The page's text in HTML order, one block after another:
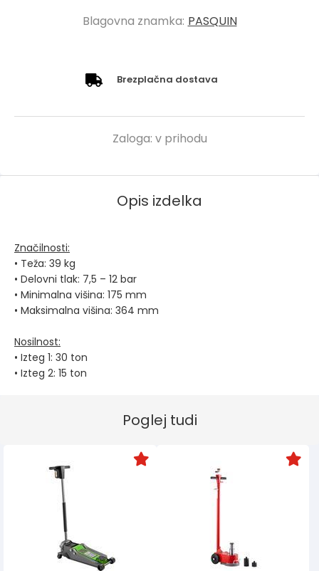
Blagovna znamka: PASQUIN
Brezplačna dostava
Zaloga: v prihodu
Opis izdelka
Značilnosti:
• Teža: 39 kg
• Delovni tlak: 7,5 – 12 bar
• Minimalna višina: 175 mm
• Maksimalna višina: 364 mm
Nosilnost:
• Izteg 1: 30 ton
• Izteg 2: 15 ton
Poglej tudi